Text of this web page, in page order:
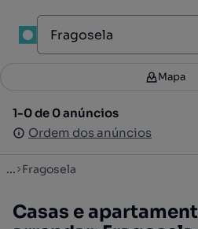
Filtros 2
1-0 de 0 anúncios
Ordem dos anúncios
Mapa
1-0 de 0 anúncios
Ordem dos anúncios
... Fragosela
Casas e